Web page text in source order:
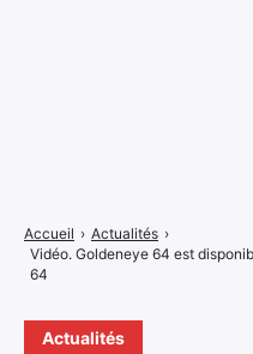
Actualités
Accueil › Actualités ›
Vidéo. Goldeneye 64 est
64